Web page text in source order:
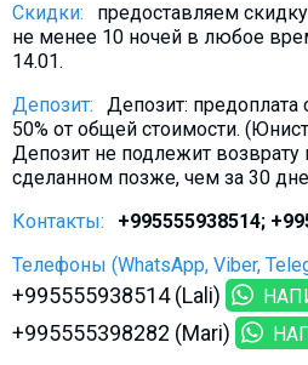
Скидки:
предоставляем
не менее 10 ночей в любое
14.01.
Депозит:
Депозит: предоплата
50% от общей стоимости.
Депозит не подлежит возврату
сделанном позже, чем за 30
Контакты:
+995555938514;
Телефоны (WhatsApp, Viber,
+995555938514 (Lali)
+995555398282 (Mari)